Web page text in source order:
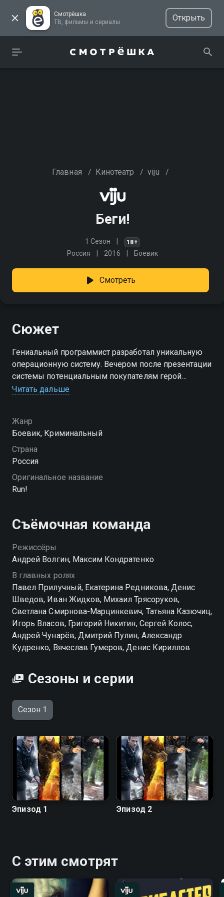
Смотрёшка
ТВ, фильмы и сериалы
Открыть
Главная / Кинотеатр / viju /
Беги!
1 Сезон 18+
Россия 2016 Боевик
Смотреть
Сюжет
Гениальный программист разработал уникальную
операционную систему. Вечером после презентации
системы потенциальным покупателям герой
приходит в себя в собственном офисе и
программиста. В тюрьме заключенные пытают
программиста и требуют отдать разработку. Вскоре
ему начинают поступать угрозы «с воли» -
неизвестные обещают расправиться с его
беременной женой. Тогда он решает бежать и
просит помощи у местного авторитета...
Читать дальше
Жанр
Боевик, Криминальный
Страна
Россия
Оригинальное название
Run!
Съёмочная команда
Режиссёры
Андрей Волгин, Максим Кондратенко
В главных ролях
Павел Прилучный, Екатерина Редникова, Денис
Шведов, Иван Жидков, Михаил Трясоруков,
Светлана Смирнова-Марцинкевич, Татьяна Казючиц,
Игорь Власов, Григорий Никитин, Сергей Колос,
Андрей Чунарёв, Дмитрий Пулин, Александр
Кудренко, Вячеслав Гумеров, Денис Кириллов
Сезоны и серии
Сезон 1
Эпизод 1 Эпизод 2
С этим смотрят